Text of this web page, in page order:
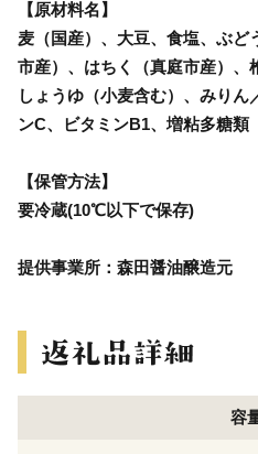
【原材料名】
麦（国産）、大豆、食塩、ぶど
市産）、はちく（真庭市産）、
しょうゆ（小麦含む）、みりん
ンC、ビタミンB1、増粘多糖類
【保管方法】
要冷蔵(10℃以下で保存)
提供事業所：森田醤油醸造元
容